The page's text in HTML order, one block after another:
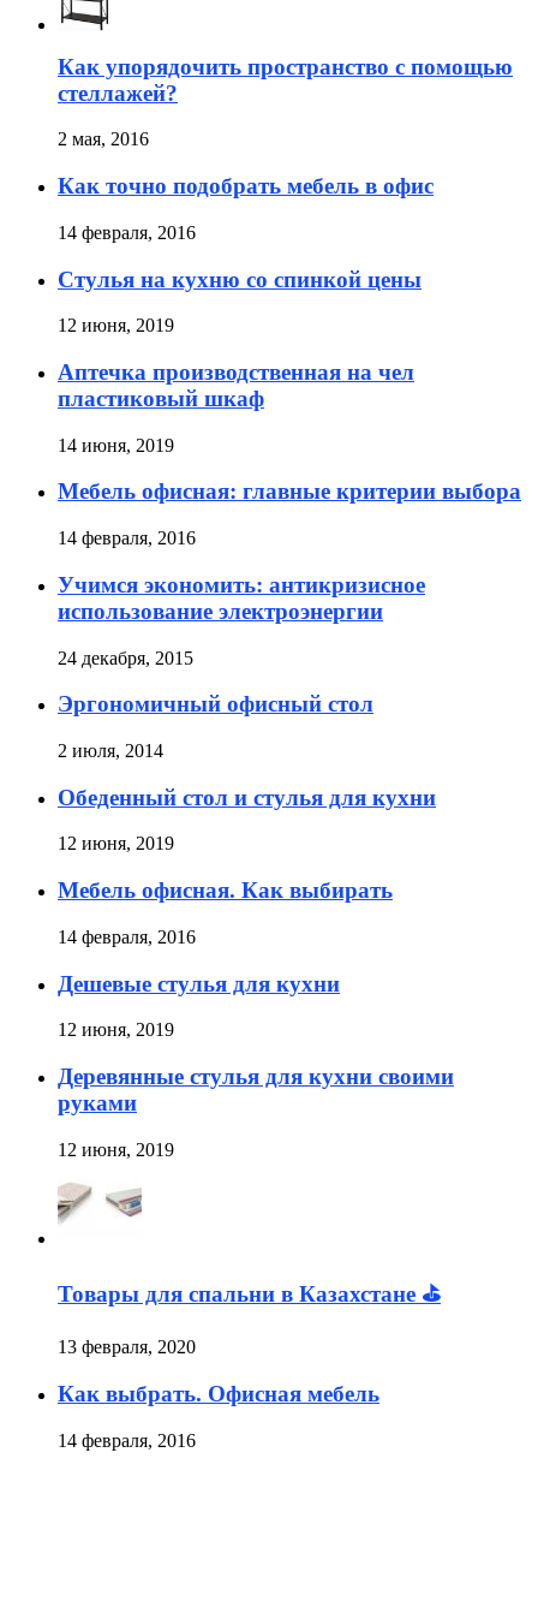
Как упорядочить пространство с помощью
стеллажей?
2 мая, 2016
Как точно подобрать мебель в офис
14 февраля, 2016
Стулья на кухню со спинкой цены
12 июня, 2019
Аптечка производственная на чел
пластиковый шкаф
14 июня, 2019
Мебель офисная: главные критерии выбора
14 февраля, 2016
Учимся экономить: антикризисное
использование электроэнергии
24 декабря, 2015
Эргономичный офисный стол
2 июля, 2014
Обеденный стол и стулья для кухни
12 июня, 2019
Мебель офисная. Как выбирать
14 февраля, 2016
Дешевые стулья для кухни
12 июня, 2019
Деревянные стулья для кухни своими
руками
12 июня, 2019
Товары для спальни в Казахстане ⛳
13 февраля, 2020
Как выбрать. Офисная мебель
14 февраля, 2016